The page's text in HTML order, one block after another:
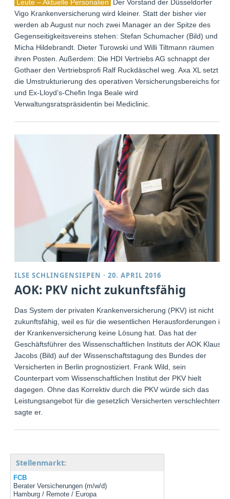
Leute – Aktuelle Personalien
Der Vorstand der Düsseldorfer
Vigo Krankenversicherung wird kleiner. Statt der bisher vier
werden ab August nur noch zwei Manager an der Spitze des
Gegenseitigkeitsvereins stehen: Stefan Schumacher (Bild) und
Micha Hildebrandt. Dieter Turowski und Willi Tiltmann räumen
ihren Posten. Außerdem: Die HDI Vertriebs AG schnappt der
Gothaer den Vertriebsprofi Ralf Ruckdäschel weg. Axa XL setzt
die Umstrukturierung des operativen Versicherungsbereichs fort,
und Ex-Lloyd’s-Chefin Inga Beale wird
Verwaltungsratspräsidentin bei Mediclinic.
ILSE SCHLINGENSIEPEN ·20. APRIL 2016
AOK: PKV nicht zukunftsfähig
Das System der privaten Krankenversicherung (PKV) ist nicht
zukunftsfähig, weil es für die wesentlichen Herausforderungen in
der Krankenversicherung keine Lösung hat. Das hat der
Geschäftsführer des Wissenschaftlichen Instituts der AOK Klaus
Jacobs (Bild) auf der Wissenschaftstagung des Bundes der
Versicherten in Berlin prognostiziert. Frank Wild, sein
Counterpart vom Wissenschaftlichen Institut der PKV hielt
dagegen. Ohne das Korrektiv durch die PKV würde sich das
Leistungsangebot für die gesetzlich Versicherten verschlechtern,
sagte er.
Stellenmarkt:
FCB
Berater Versicherungen (m/w/d)
Hamburg / Remote / Europa